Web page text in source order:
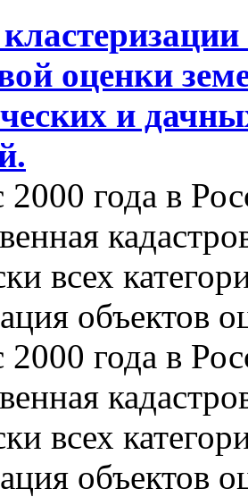
оценки
и
2000 года в
всех
объектов
2000 года в
всех
объектов